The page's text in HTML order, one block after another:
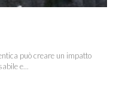
può creare un impatto
e...